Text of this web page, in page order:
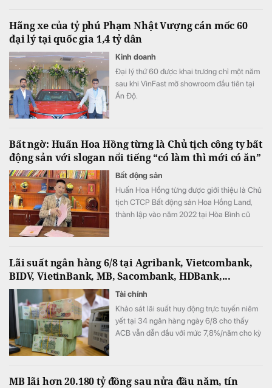
Hãng xe của tỷ phú Phạm Nhật Vượng cán mốc 60
đại lý tại quốc gia 1,4 tỷ dân
Kinh doanh
Đại lý thứ 60 được khai trương chỉ một năm
sau khi VinFast mở showroom đầu tiên tại
Ấn Độ.
Bất ngờ: Huấn Hoa Hồng từng là Chủ tịch công ty bất
động sản với slogan nổi tiếng “có làm thì mới có ăn”
Bất động sản
Huấn Hoa Hồng từng được giới thiệu là Chủ
tịch CTCP Bất động sản Hoa Hồng Land,
thành lập vào năm 2022 tại Hòa Bình cũ
Lãi suất ngân hàng 6/8 tại Agribank, Vietcombank,
BIDV, VietinBank, MB, Sacombank, HDBank,...
Tài chính
Khảo sát lãi suất huy động trực tuyến niêm
yết tại 34 ngân hàng ngày 6/8 cho thấy
ACB vẫn dẫn đầu với mức 7,8%/năm cho kỳ
MB lãi hơn 20.180 tỷ đồng sau nửa đầu năm, tín